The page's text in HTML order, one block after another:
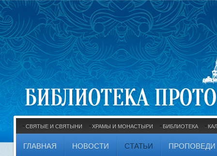
СВЯТЫЕ И СВЯТЫНИ ХРАМЫ И МОНАСТЫРИ БИБЛИОТЕКА
ГЛАВНАЯ НОВОСТИ СТАТЬИ ПРОПОВЕДИ